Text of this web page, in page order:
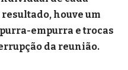
houve um
empurra e trocas
da reunião.